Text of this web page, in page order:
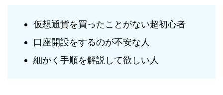
仮想通貨を買ったことがない超初心者
口座開設をするのが不安な人
細かく手順を解説して欲しい人